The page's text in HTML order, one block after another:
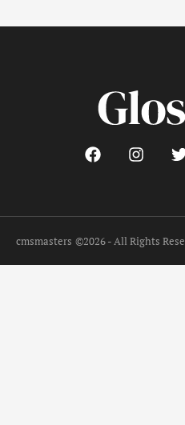
cmsmasters ©2026 - All Rights